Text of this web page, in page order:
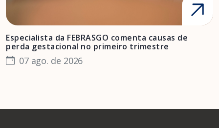
Especialista da FEBRASGO comenta causas de
perda gestacional no primeiro trimestre
07 ago. de 2026